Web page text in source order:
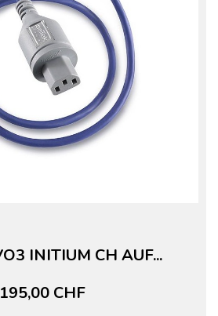
INITIUM CH AUF...
195,00 CHF